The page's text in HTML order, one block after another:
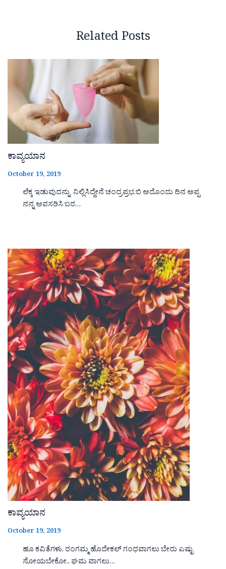
Related Posts
ಕಾವ್ಯಯಾನ
October 19, 2019
ಲೆಕ್ಕ ಇಡುವುದನ್ನು ನಿಲ್ಲಿಸಿದ್ದೇನೆ ಚಂದ್ರಪ್ರಭ.ಬಿ ಅದೊಂದು ದಿನ ಅಪ್ಪ
ನನ್ನ ಅವಸರಿಸಿ ಬರ…
ಕಾವ್ಯಯಾನ
October 19, 2019
ಹೂ ಕವಿತೆಗಳು. ರಂಗಮ್ಮ ಹೊದೇಕಲ್ ಗಂಧವಾಗಲು ಬೇರು ಎಷ್ಟು
ನೋಯಬೇಕೋ.. ಘಮ ವಾಗಲು…